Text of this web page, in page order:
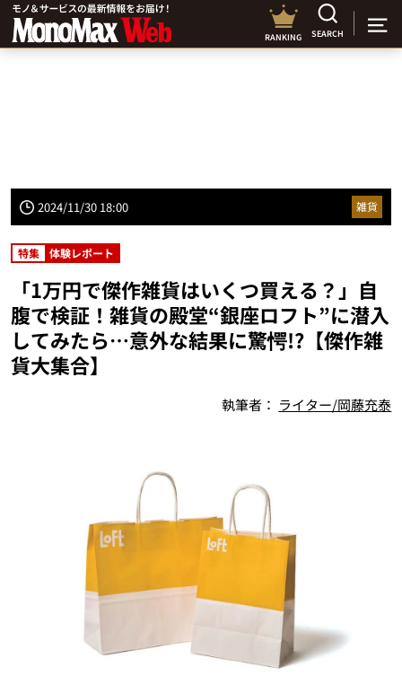
RANKING SEARCH
2024/11/30 18:00 雑貨
特集 体験レポート
「1万円で傑作雑貨はいくつ買える？」自
腹で検証！雑貨の殿堂“銀座ロフト”に潜入
してみたら…意外な結果に驚愕!?【傑作雑
貨大集合】
執筆者： ライター/岡藤充泰